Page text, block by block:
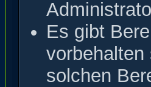
Es gibt
vorbehalten
solchen